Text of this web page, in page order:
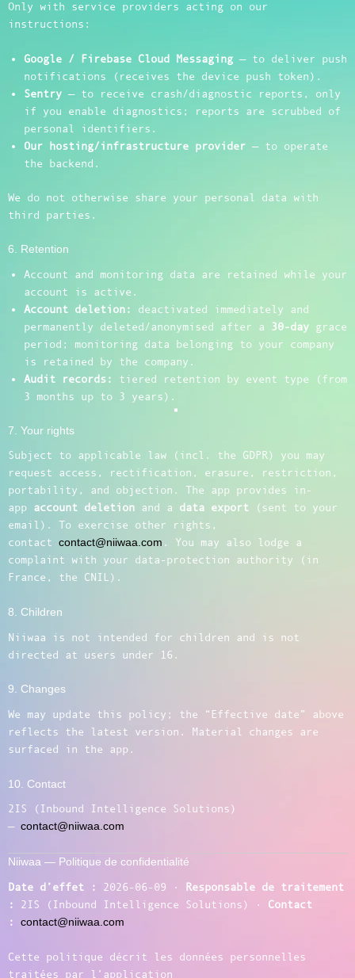
Only with service providers acting on our
instructions:
Google / Firebase Cloud Messaging — to deliver push
notifications (receives the device push token).
Sentry — to receive crash/diagnostic reports, only
if you enable diagnostics; reports are scrubbed of
personal identifiers.
Our hosting/infrastructure provider — to operate
the backend.
We do not otherwise share your personal data with
third parties.
6. Retention
Account and monitoring data are retained while your
account is active.
Account deletion:
deactivated immediately and
permanently deleted/anonymised after a 30-day grace
period; monitoring data belonging to your company
is retained by the company.
Audit records:
tiered retention by event type (from
3 months up to 3 years).
7. Your rights
Subject to applicable law (incl. the GDPR) you may
request access, rectification, erasure, restriction,
portability, and objection. The app provides in-
app account deletion and a data export (sent to your
email). To exercise other rights,
contact contact@niiwaa.com . You may also lodge a
complaint with your data-protection authority (in
France, the CNIL).
8. Children
Niiwaa is not intended for children and is not
directed at users under 16.
9. Changes
We may update this policy; the “Effective date” above
reflects the latest version. Material changes are
surfaced in the app.
10. Contact
2IS (Inbound Intelligence Solutions)
— contact@niiwaa.com
Niiwaa — Politique de confidentialité
Date d’effet : 2026-06-09 ·
Responsable de traitement
:
2IS (Inbound Intelligence Solutions) · Contact
:
contact@niiwaa.com
Cette politique décrit les données personnelles
traitées par l’application